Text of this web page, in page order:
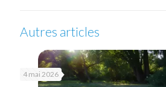
Autres articles
4 mai 2026